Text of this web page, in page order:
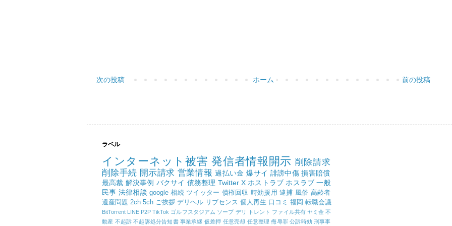
次の投稿 前の投稿
ホーム
ラベル
インターネット被害 発信者情報開示 削除請求
削除手続 開示請求 営業情報 過払い金 爆サイ 誹謗中傷 損害賠償
最高裁 解決事例 バクサイ 債務整理 Twitter X ホストラブ ホスラブ 一般
民事 法律相談 google 相続 ツイッター 債権回収 時効援用 逮捕 風俗 高齢者
遺産問題 2ch 5ch ご挨拶 デリヘル リブセンス 個人再生 口コミ 福岡 転職会議
BitTorrent LINE P2P TikTok ゴルフスタジアム ソープ デリ トレント ファイル共有 ヤミ金 不
動産 不起訴 不起訴処分告知書 事業承継 仮差押 任意売却 任意整理 侮辱罪 公訴時効 刑事事